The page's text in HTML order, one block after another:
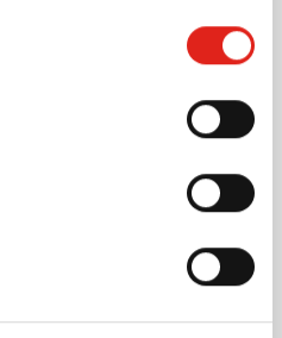
Livraison à partir de31 août